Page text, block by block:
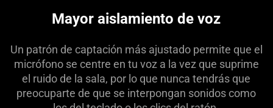
Mayor aislamiento de voz
Un patrón de captación más ajustado permite que el
micrófono se centre en tu voz a la vez que suprime
el ruido de la sala, por lo que nunca tendrás que
preocuparte de que se interpongan sonidos como